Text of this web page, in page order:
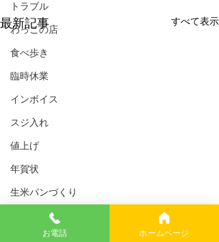
トラブル
わっこの店
食べ歩き
臨時休業
インボイス
スジ入れ
値上げ
年賀状
生米パンづくり
最新記事 すべて表示
お電話 ホームページ